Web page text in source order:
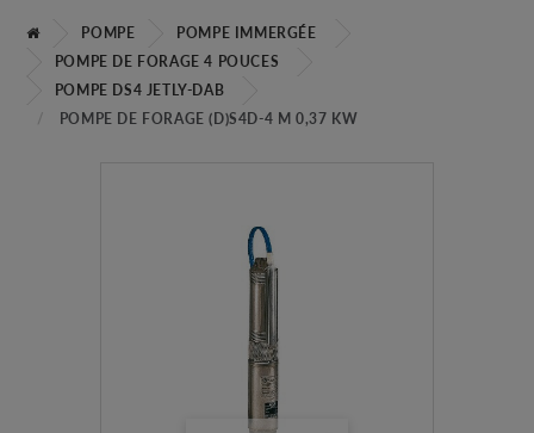
POMPE
POMPE IMMERGÉE
POMPE DE FORAGE 4 POUCES
POMPE DS4 JETLY-DAB
POMPE DE FORAGE (D)S4D-4 M 0,37 KW